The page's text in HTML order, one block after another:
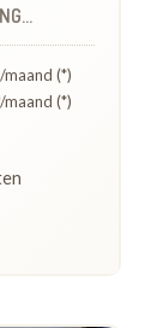
/maand (*)
/maand (*)